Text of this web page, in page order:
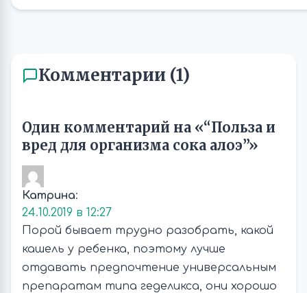
Комментарии (1)
Один комментарий на «“Польза и
вред для организма сока алоэ”»
Катрина:
24.10.2019 в 12:27
Порой бывает трудно разобрать, какой
кашель у ребенка, поэтому лучше
отдавать предпочтение универсальным
препаратам типа геделикса, они хорошо